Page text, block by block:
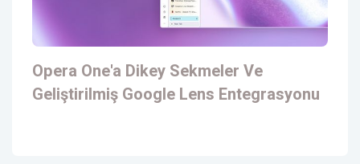
Opera One'a Dikey Sekmeler Ve
Geliştirilmiş Google Lens Entegrasyonu